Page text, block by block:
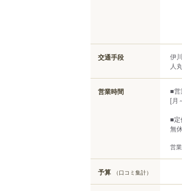
交通手段
伊
人
営業時間
■営
[月
■定
無休
営
予算 （口コミ集計）